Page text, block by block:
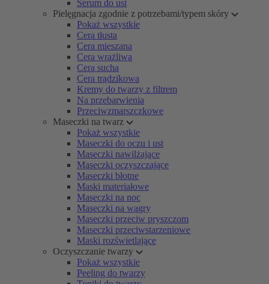
Serum do ust
Pielęgnacja zgodnie z potrzebami/typem skóry
Pokaż wszystkie
Cera tłusta
Cera mieszana
Cera wrażliwa
Cera sucha
Cera trądzikowa
Kremy do twarzy z filtrem
Na przebarwienia
Przeciwzmarszczkowe
Maseczki na twarz
Pokaż wszystkie
Maseczki do oczu i ust
Maseczki nawilżające
Maseczki oczyszczające
Maseczki błotne
Maski materiałowe
Maseczki na noc
Maseczki na wągry
Maseczki przeciw pryszczom
Maseczki przeciwstarzeniowe
Maski rozświetlające
Oczyszczanie twarzy
Pokaż wszystkie
Peeling do twarzy